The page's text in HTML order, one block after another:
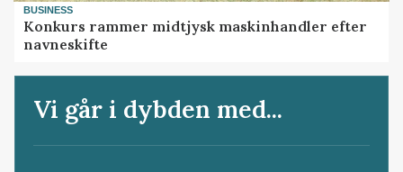
BUSINESS
Konkurs rammer midtjysk maskinhandler efter
navneskifte
Vi går i dybden med...